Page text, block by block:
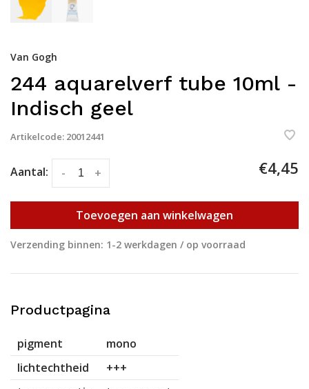
Van Gogh
244 aquarelverf tube 10ml -
Indisch geel
Artikelcode: 20012441
Aantal: +
- €4,45
Toevoegen aan winkelwagen
Verzending binnen: 1-2 werkdagen / op voorraad
Productpagina
pigment
mono
lichtechtheid
+++